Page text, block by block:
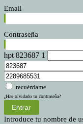
Email
Contraseña
hpt 823687 1
recuérdame
¿Has olvidado tu contraseña?
Entrar
Introduce tu nombre de